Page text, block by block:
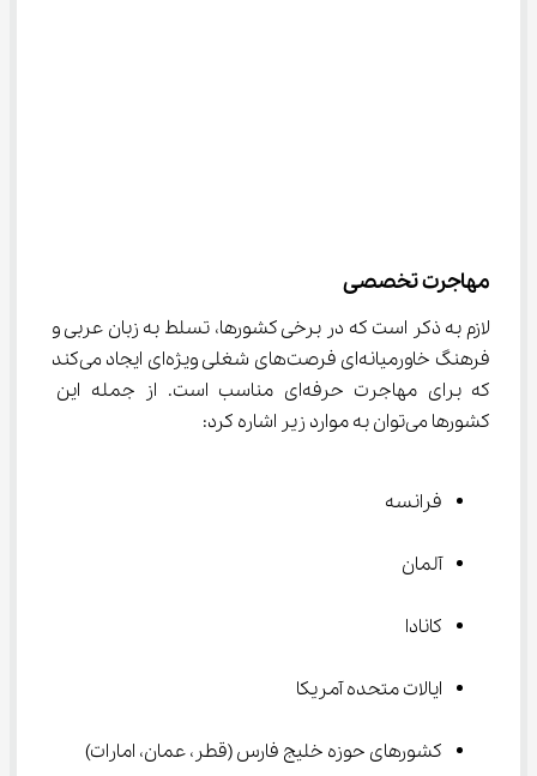
مهاجرت تخصصی
لازم به ذکر است که در برخی کشورها، تسلط به زبان عربی و
فرهنگ خاورمیانه‌ای فرصت‌های شغلی ویژه‌ای ایجاد می‌کند
که برای مهاجرت حرفه‌ای مناسب است. از جمله این
کشورها می‌توان به موارد زیر اشاره کرد:
فرانسه
آلمان
کانادا
ایالات متحده آمریکا
کشورهای حوزه خلیج فارس (قطر، عمان، امارات)